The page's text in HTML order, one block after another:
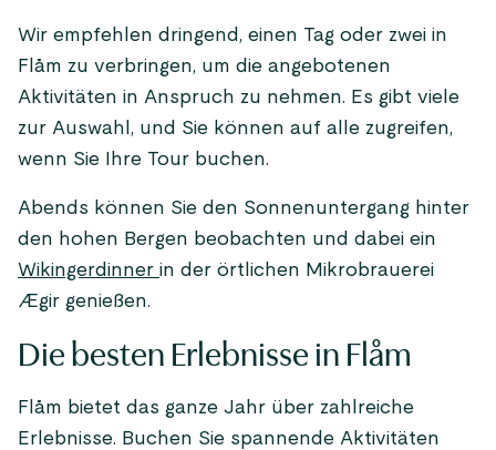
Wir empfehlen dringend, einen Tag oder zwei in
Flåm zu verbringen, um die angebotenen
Aktivitäten in Anspruch zu nehmen. Es gibt viele
zur Auswahl, und Sie können auf alle zugreifen,
wenn Sie Ihre Tour buchen.
Abends können Sie den Sonnenuntergang hinter
den hohen Bergen beobachten und dabei ein
Wikingerdinner in der örtlichen Mikrobrauerei
Ægir genießen.
Die besten Erlebnisse in Flåm
Flåm bietet das ganze Jahr über zahlreiche
Erlebnisse. Buchen Sie spannende Aktivitäten